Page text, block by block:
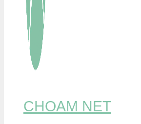
CHOAM NET